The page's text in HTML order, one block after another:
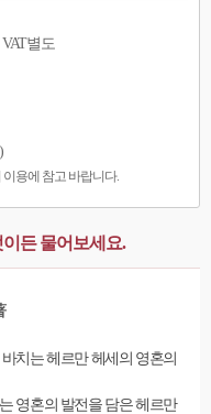
VAT별도
용에 참고 바랍니다.
든 물어보세요.
치는 헤르만 헤세의 영혼의
영혼의 발전을 담은 헤르만